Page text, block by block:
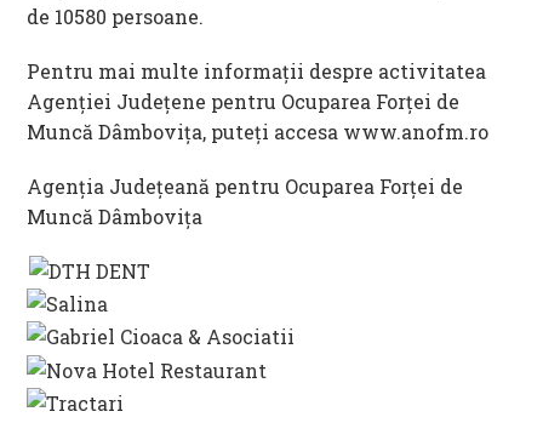
de 10580 persoane.
Pentru mai multe informații despre activitatea
Agenției Județene pentru Ocuparea Forței de
Muncă Dâmbovița, puteți accesa www.anofm.ro
Agenția Județeană pentru Ocuparea Forței de
Muncă Dâmbovița